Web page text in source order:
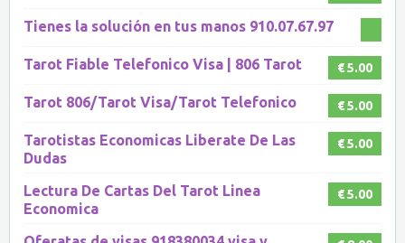
Tienes la solución en tus manos 910.07.67.97
€ 5.00
Tarot Fiable Telefonico Visa | 806 Tarot
€ 5.00
Tarot 806/Tarot Visa/Tarot Telefonico
€ 5.00
Tarotistas Economicas Liberate De Las
Dudas
€ 5.00
Lectura De Cartas Del Tarot Linea
Economica